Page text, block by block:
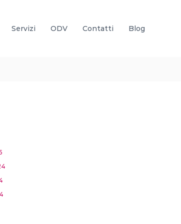
Servizi ODV Contatti Blog